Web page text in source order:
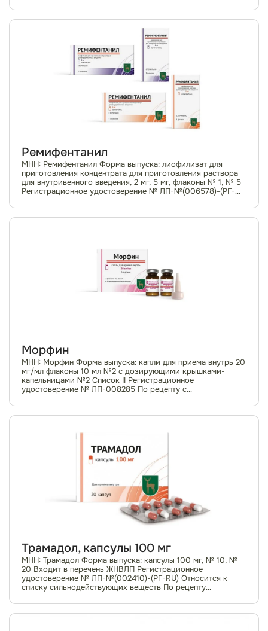
Ремифентанил
МНН: Ремифентанил Форма выпуска: лиофилизат для
приготовления концентрата для приготовления раствора
для внутривенного введения, 2 мг, 5 мг, флаконы № 1, № 5
Регистрационное удостоверение № ЛП-№(006578)-(РГ-
Морфин
МНН: Морфин Форма выпуска: капли для приема внутрь 20
мг/мл флаконы 10 мл №2 с дозирующими крышками-
капельницами №2 Список II Регистрационное
удостоверение № ЛП-008285 По рецепту с
препарато...
Трамадол, капсулы 100 мг
МНН: Трамадол Форма выпуска: капсулы 100 мг, № 10, №
20 Входит в перечень ЖНВЛП Регистрационное
удостоверение № ЛП-№(002410)-(РГ-RU) Относится к
списку сильнодействующих веществ По рецепту